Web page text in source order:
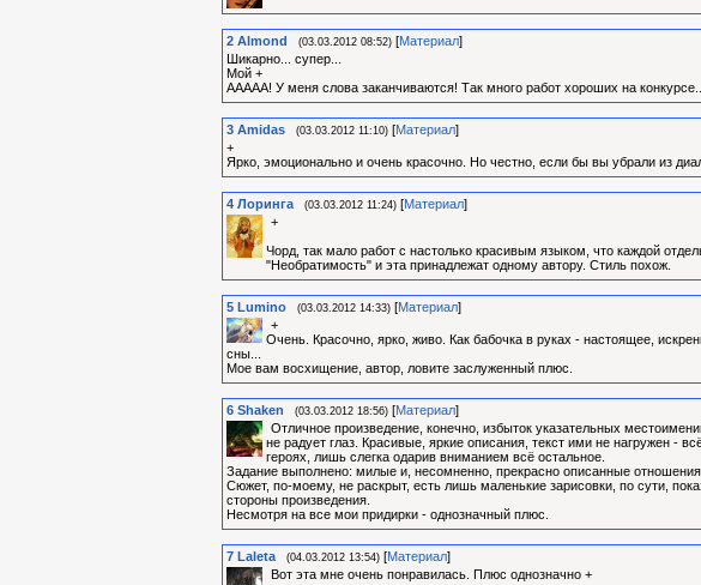
2 Almond (03.03.2012 08:52) [Материал]
Шикарно... супер...
Мой +
ААААА! У меня слова заканчиваются! Так много работ хороших на
3 Amidas (03.03.2012 11:10) [Материал]
+
Ярко, эмоционально и очень красочно. Но честно, если бы вы убрали из
4 Лоринга (03.03.2012 11:24) [Материал]
+
Чорд, так мало работ с настолько красивым языком, что каждой
"Необратимость" и эта принадлежат одному автору. Стиль похож.
5 Lumino (03.03.2012 14:33) [Материал]
+
Очень. Красочно, ярко, живо. Как бабочка в руках - настоящее,
сны...
Мое вам восхищение, автор, ловите заслуженный плюс.
6 Shaken (03.03.2012 18:56) [Материал]
Отличное произведение, конечно, избыток указательных
не радует глаз. Красивые, яркие описания, текст ими не нагружен -
героях, лишь слегка одарив вниманием всё остальное.
Задание выполнено: милые и, несомненно, прекрасно описанные
Сюжет, по-моему, не раскрыт, есть лишь маленькие зарисовки, по сути,
стороны произведения.
Несмотря на все мои придирки - однозначный плюс.
7 Laleta (04.03.2012 13:54) [Материал]
Вот эта мне очень понравилась. Плюс однозначно +